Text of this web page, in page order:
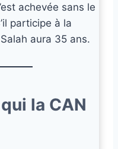
achevée sans le
participe à la
aura 35 ans.
la CAN